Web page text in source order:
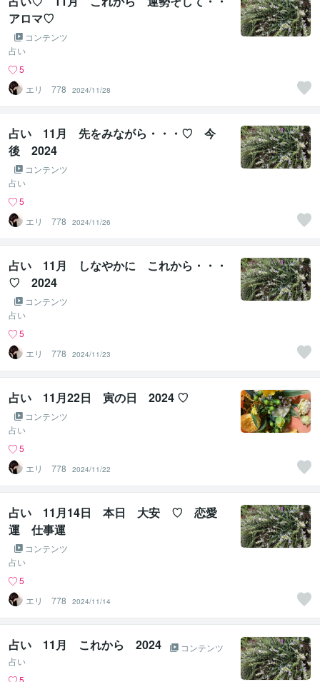
アロマ♡
コンテンツ
占い
5
エリ 778
2024/11/28
占い 11月 先をみながら・・・♡ 今
後 2024
コンテンツ
占い
5
エリ 778
2024/11/26
占い 11月 しなやかに これから・・・
♡ 2024
コンテンツ
占い
5
エリ 778
2024/11/23
占い 11月22日 寅の日 2024 ♡
コンテンツ
占い
5
エリ 778
2024/11/22
占い 11月14日 本日 大安 ♡ 恋愛
運 仕事運
コンテンツ
占い
5
エリ 778
2024/11/14
占い 11月 これから 2024
コンテンツ
占い
5